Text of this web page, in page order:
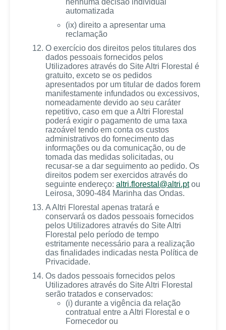
automatizada
(ix) direito a apresentar uma
reclamação
O exercício dos direitos pelos titulares dos
dados pessoais fornecidos pelos
Utilizadores através do Site Altri Florestal é
gratuito, exceto se os pedidos
apresentados por um titular de dados forem
manifestamente infundados ou excessivos,
nomeadamente devido ao seu caráter
repetitivo, caso em que a Altri Florestal
poderá exigir o pagamento de uma taxa
razoável tendo em conta os custos
administrativos do fornecimento das
informações ou da comunicação, ou de
tomada das medidas solicitadas, ou
recusar-se a dar seguimento ao pedido. Os
direitos podem ser exercidos através do
seguinte endereço: altri.florestal@altri.ptou
Leirosa, 3090-484 Marinha das Ondas.
A Altri Florestal apenas tratará e
conservará os dados pessoais fornecidos
pelos Utilizadores através do Site Altri
Florestal pelo período de tempo
estritamente necessário para a realização
das finalidades indicadas nesta Política de
Privacidade.
Os dados pessoais fornecidos pelos
Utilizadores através do Site Altri Florestal
serão tratados e conservados:
(i) durante a vigência da relação
contratual entre a Altri Florestal e o
Fornecedor ou